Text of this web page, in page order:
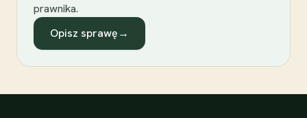
prawnika.
Opisz sprawę→